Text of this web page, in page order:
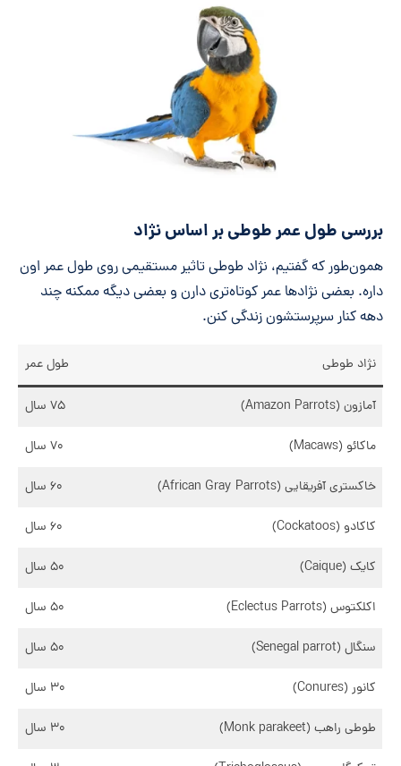
بررسی طول عمر طوطی بر اساس نژاد
همون‌طور که گفتیم، نژاد طوطی تاثیر مستقیمی روی طول عمر اون
داره. بعضی نژادها عمر کوتاه‌تری دارن و بعضی دیگه ممکنه چند
دهه کنار سرپرستشون زندگی کنن.
نژاد طوطی طول عمر
آمازون (Amazon Parrots) ۷۵ سال
ماکائو (Macaws) ۷۰ سال
خاکستری آفریقایی (African Gray Parrots) ۶۰ سال
کاکادو (Cockatoos) ۶۰ سال
کایک (Caique) ۵۰ سال
اکلکتوس (Eclectus Parrots) ۵۰ سال
سنگال (Senegal parrot) ۵۰ سال
کانور (Conures) ۳۰ سال
طوطی راهب (Monk parakeet) ۳۰ سال